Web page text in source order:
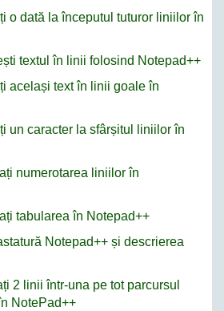
o dată la începutul tuturor liniilor în
textul în linii folosind Notepad++
același text în linii goale în
un caracter la sfârșitul liniilor în
numerotarea liniilor în
tabularea în Notepad++
Notepad++ și descrierea
2 linii într-una pe tot parcursul
NotePad++